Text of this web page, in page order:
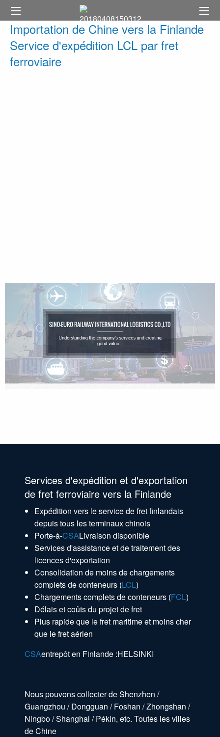
Importation de Chine vers la Finlande
Service d'expédition LCL par fret
ferroviaire
Services d'expédition et d'exportation
de fret ferroviaire vers la Finlande
Expédition vers le service de fret finlandais
depuis tous les terminaux chinois
Porte-à-CSALivraison disponible
Services d'assistance et de traitement des
licences d'exportation
Consolidation de moins de chargements
complets de conteneurs (LCL)
Chargements complets de conteneurs (FCL)
Délais et coûts du projet de fret
Plus rapide que le fret maritime et moins cher
que le fret aérien
CSAentrepôt en Finlande :HELSINKI
Nous pouvons collecter de Shenzhen /
Guangzhou / Dongguan / Foshan / Zhongshan /
Ningbo / Shanghai / Pékin, etc. Toutes les villes
de Chine